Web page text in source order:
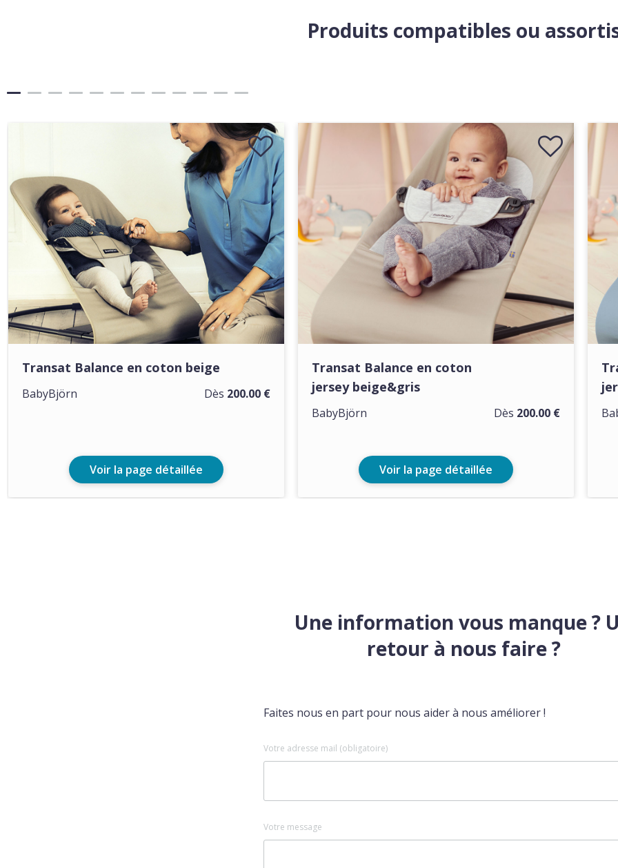
Produits compatibles ou
Transat Balance en coton beige
Dès 200.00 €
BabyBjörn
Voir la page détaillée
Transat Balance en coton
jersey beige&gris
Dès 200.00 €
BabyBjörn
Voir la page détaillée
Une information vous manque ?
retour à nous faire ?
Faites nous en part pour nous aider à nous améliorer !
Votre adresse mail (obligatoire)
Votre message